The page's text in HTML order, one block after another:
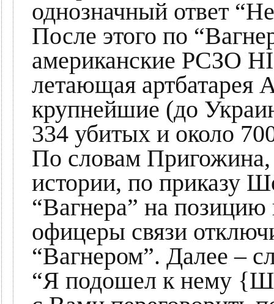
однозначный ответ
После этого по
американские РСЗО
летающая артбатарея
крупнейшие (до
334 убитых и около
По словам Пригожина,
истории, по приказу
“Вагнера” на
офицеры связи
“Вагнером”. Далее –
“Я подошел к нему